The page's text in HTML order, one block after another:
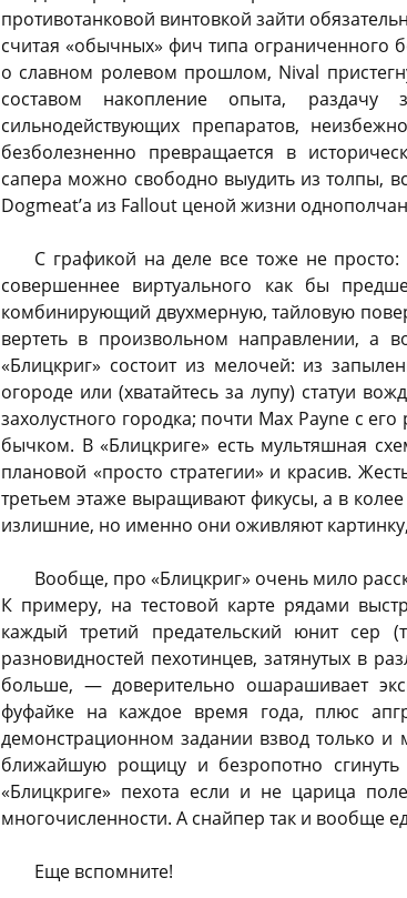
противотанковой винтовкой зайти
считая «обычных» фич типа ограниченного
о славном ролевом прошлом, Nival
составом накопление опыта,
сильнодействующих препаратов,
безболезненно превращается в
сапера можно свободно выудить из толпы,
Dogmeat’a из Fallout ценой жизни
С графикой на деле все тоже не просто:
совершеннее виртуального как бы
комбинирующий двухмерную, тайловую
вертеть в произвольном направлении, а
«Блицкриг» состоит из мелочей: из
огороде или (хватайтесь за лупу) статуи
захолустного городка; почти Max Payne с
бычком. В «Блицкриге» есть мультяшная
плановой «просто стратегии» и красив.
третьем этаже выращивают фикусы, а в
излишние, но именно они оживляют
Вообще, про «Блицкриг» очень мило
К примеру, на тестовой карте рядами
каждый третий предательский юнит сер
разновидностей пехотинцев, затянутых в
больше, — доверительно ошарашивает
фуфайке на каждое время года, плюс
демонстрационном задании взвод только
ближайшую рощицу и безропотно
«Блицкриге» пехота если и не царица
многочисленности. А снайпер так и вообще
Еще вспомните!